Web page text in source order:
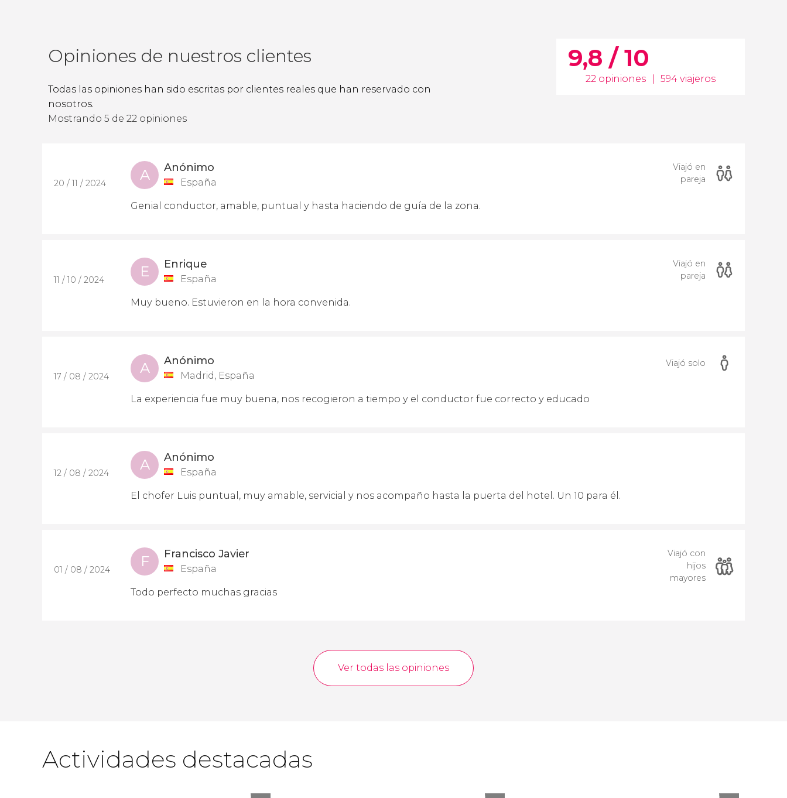
Opiniones de nuestros clientes
Todas las opiniones han sido escritas por clientes reales que han reservado con
nosotros.
9,8 / 10
22 opiniones 594 viajeros
Mostrando 5 de 22 opiniones
20 / 11 / 2024 A Anónimo
España
Genial conductor, amable, puntual y hasta haciendo de guía de la zona.
Viajó en
pareja
11 / 10 / 2024 E Enrique
España
Muy bueno. Estuvieron en la hora convenida.
Viajó en
pareja
17 / 08 / 2024 A Anónimo
Madrid, España
La experiencia fue muy buena, nos recogieron a tiempo y el conductor fue correcto y educado
Viajó solo
12 / 08 / 2024 A Anónimo
España
El chofer Luis puntual, muy amable, servicial y nos acompaño hasta la puerta del hotel. Un 10 para él.
01 / 08 / 2024 F Francisco Javier
España
Todo perfecto muchas gracias
Viajó con
hijos
mayores
Ver todas las opiniones
Actividades destacadas